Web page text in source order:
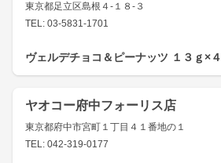
東京都足立区島根４-１８-３
TEL: 03-5831-1701
ヴェルデチョコ＆ピーナッツ １３ｇ×４
ヤオコー府中フォーリス店
東京都府中市宮町１丁目４１番地の１
TEL: 042-319-0177